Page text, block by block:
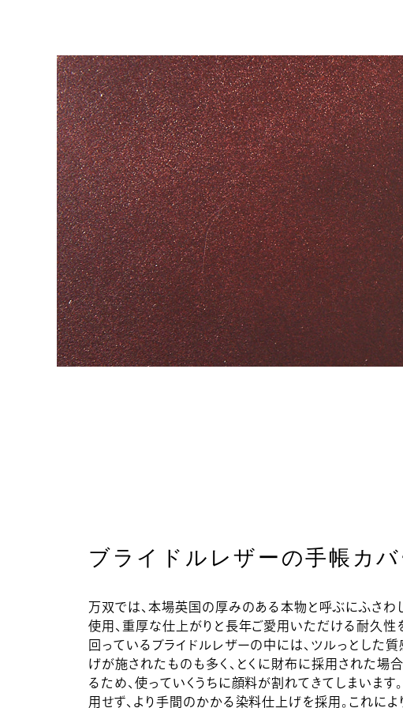
ブライドルレザーの手帳カバ
万双では、本場英国の厚みのある本物と呼ぶにふさわ
使用、重厚な仕上がりと長年ご愛用いただける耐久性
回っているブライドルレザーの中には、ツルっとした
げが施されたものも多く、とくに財布に採用された場
るため、使っていくうちに顔料が割れてきてしまいます
用せず、より手間のかかる染料仕上げを採用。これによ